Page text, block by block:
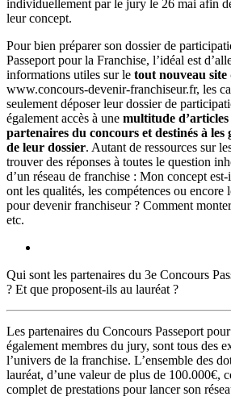
individuellement par le jury le 26 mai afin
leur concept.
Pour bien préparer son dossier de
Passeport pour la Franchise, l’idéal est
informations utiles sur le tout nouveau site
www.concours-devenir-franchiseur.fr, les
seulement déposer leur dossier de
également accès à une multitude
partenaires du concours et destinés à les
de leur dossier. Autant de ressources sur
trouver des réponses à toutes le question
d’un réseau de franchise : Mon concept
ont les qualités, les compétences ou encore
pour devenir franchiseur ? Comment
etc.
Qui sont les partenaires du 3e Concours
? Et que proposent-ils au lauréat ?
Les partenaires du Concours Passeport
également membres du jury, sont tous des
l’univers de la franchise. L’ensemble des
lauréat, d’une valeur de plus de 100.000€,
complet de prestations pour lancer son